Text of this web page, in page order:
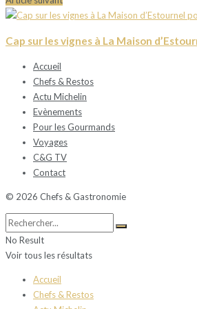
Cap sur les vignes à La Maison
Accueil
Chefs & Restos
Actu Michelin
Evènements
Pour les Gourmands
Voyages
C&G TV
Contact
© 2026 Chefs & Gastronomie
No Result
Voir tous les résultats
Accueil
Chefs & Restos